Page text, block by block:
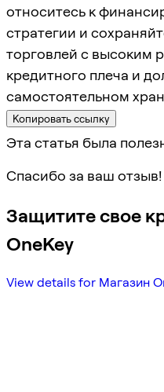
относитесь к
стратегии и
торговлей с высоким
кредитного плеча и
самостоятельном
Копировать ссылку
Эта статья была
Спасибо за ваш отзыв!
Защитите свое
OneKey
View details for Магазин